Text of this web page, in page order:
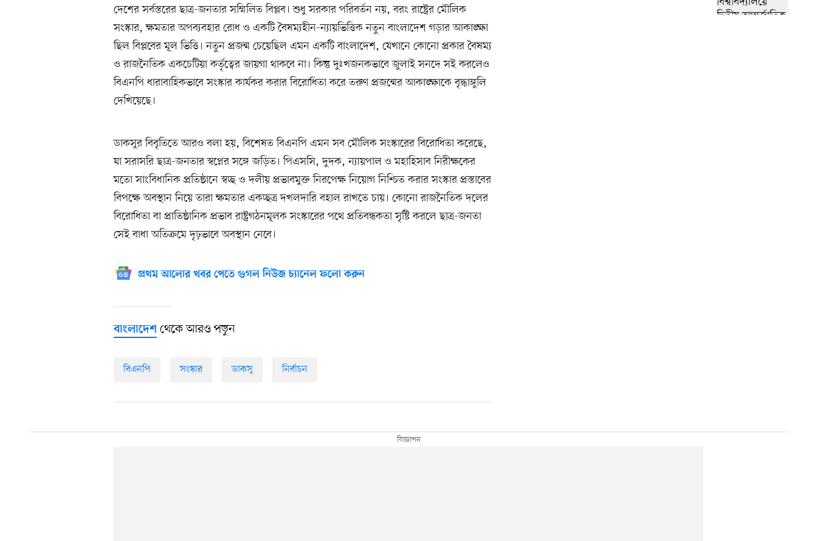
দেশের সর্বস্তরের ছাত্র-জনতার সম্মিলিত বিপ্লব। শুধু সরকার পরিবর্তন নয়, বরং রাষ্ট্রের মৌলিক
সংস্কার, ক্ষমতার অপব্যবহার রোধ ও একটি বৈষম্যহীন-ন্যায়ভিত্তিক নতুন বাংলাদেশ গড়ার আকাঙ্ক্ষা
ছিল বিপ্লবের মূল ভিত্তি। নতুন প্রজন্ম চেয়েছিল এমন একটি বাংলাদেশ, যেখানে কোনো প্রকার বৈষম্য
ও রাজনৈতিক একচেটিয়া কর্তৃত্বের জায়গা থাকবে না। কিন্তু দুঃখজনকভাবে জুলাই সনদে সই করলেও
বিএনপি ধারাবাহিকভাবে সংস্কার কার্যকর করার বিরোধিতা করে তরুণ প্রজন্মের আকাঙ্ক্ষাকে বৃদ্ধাঙ্গুলি
দেখিয়েছে।
ডাকসুর বিবৃতিতে আরও বলা হয়, বিশেষত বিএনপি এমন সব মৌলিক সংস্কারের বিরোধিতা করেছে,
যা সরাসরি ছাত্র-জনতার স্বপ্নের সঙ্গে জড়িত। পিএসসি, দুদক, ন্যায়পাল ও মহাহিসাব নিরীক্ষকের
মতো সাংবিধানিক প্রতিষ্ঠানে স্বচ্ছ ও দলীয় প্রভাবমুক্ত নিরপেক্ষ নিয়োগ নিশ্চিত করার সংস্কার প্রস্তাবের
বিপক্ষে অবস্থান নিয়ে তারা ক্ষমতার একচ্ছত্র দখলদারি বহাল রাখতে চায়। কোনো রাজনৈতিক দলের
বিরোধিতা বা প্রাতিষ্ঠানিক প্রভাব রাষ্ট্রগঠনমূলক সংস্কারের পথে প্রতিবন্ধকতা সৃষ্টি করলে ছাত্র-জনতা
সেই বাধা অতিক্রমে দৃঢ়ভাবে অবস্থান নেবে।
প্রথম আলোর খবর পেতে গুগল নিউজ চ্যানেল ফলো করুন
বাংলাদেশ থেকে আরও পড়ুন
বিএনপি সংস্কার ডাকসু নির্বাচন